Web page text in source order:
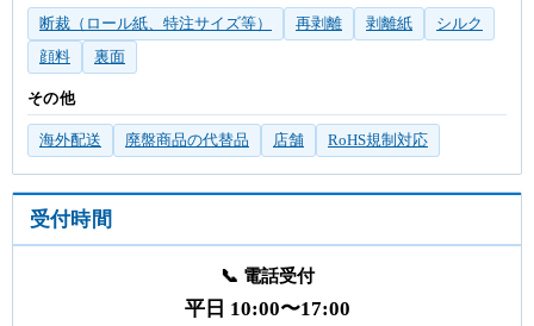
断裁（ロール紙、特注サイズ等） 再剥離 剥離紙
シルク
顔料
裏面
その他
海外配送 廃盤商品の代替品 店舗 RoHS規制対応
受付時間
📞 電話受付
平日 10:00〜17:00